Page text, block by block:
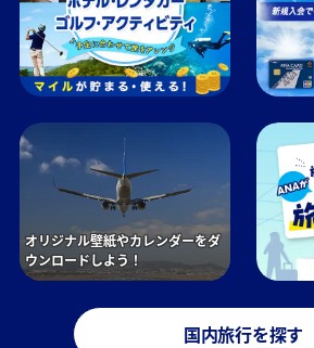
オリジナル壁紙やカレンダーをダ
ウンロードしよう！
国内旅行を探す